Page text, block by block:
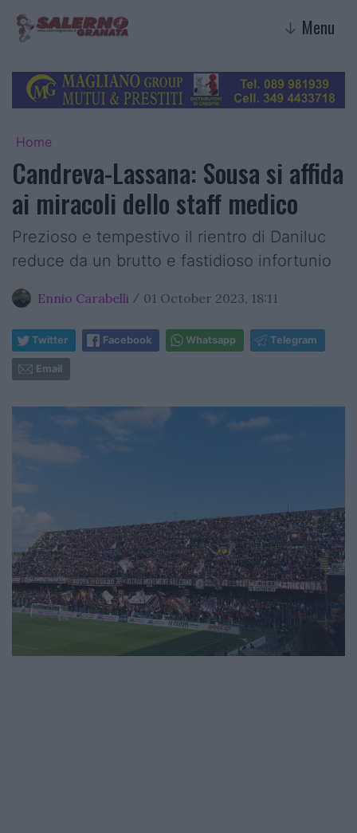
↓ Menu
Home
Candreva-Lassana: Sousa si affida
ai miracoli dello staff medico
Prezioso e tempestivo il rientro di Daniluc
reduce da un brutto e fastidioso infortunio
Ennio Carabelli / 01 October 2023, 18:11
Twitter Facebook Whatsapp Telegram
Email